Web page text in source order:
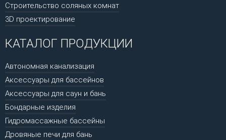
Строительство соляных комнат
3D проектирование
КАТАЛОГ ПРОДУКЦИИ
Автономная канализация
Аксессуары для бассейнов
Аксессуары для саун и бань
Бондарные изделия
Гидромассажные бассейны
Дровяные печи для бань